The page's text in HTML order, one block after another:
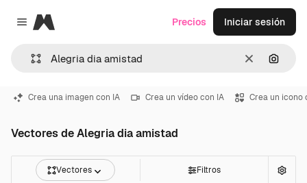
Close menu
Magnific
Borrar
Precios Iniciar sesión
Crea una imagen con IA Crea un vídeo con IA Crea un icono
Vectores de Alegria dia amistad
Vectores Filtros